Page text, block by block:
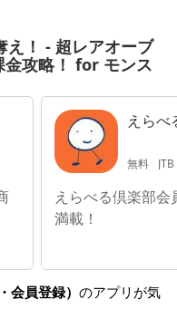
え！ - 超レアオーブ
金攻略！ for モンス
えらべ
無料
えらべる倶楽部
満載！
会員登録） のアプリが気